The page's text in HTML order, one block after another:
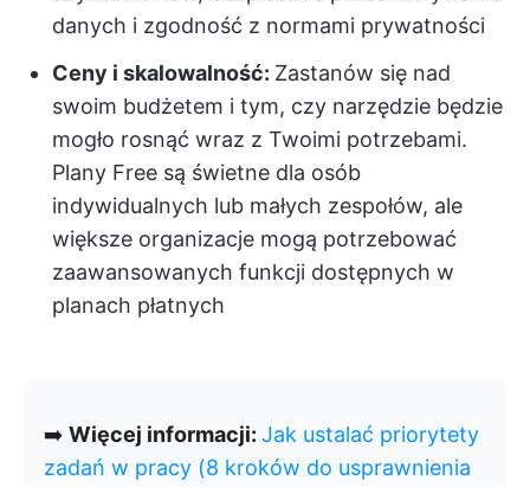
danych i zgodność z normami prywatności
Ceny i skalowalność: Zastanów się nad
swoim budżetem i tym, czy narzędzie będzie
mogło rosnąć wraz z Twoimi potrzebami.
Plany Free są świetne dla osób
indywidualnych lub małych zespołów, ale
większe organizacje mogą potrzebować
zaawansowanych funkcji dostępnych w
planach płatnych
➡️ Więcej informacji: Jak ustalać priorytety
zadań w pracy (8 kroków do usprawnienia